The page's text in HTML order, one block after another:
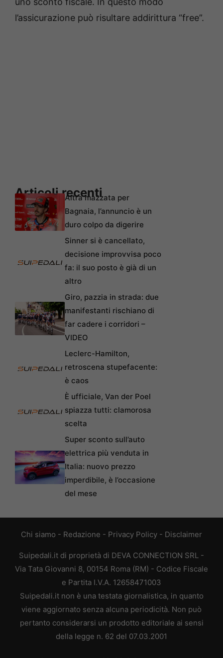
l’assicurazione può risultare addirittura “free”.
Articoli recenti
Altra mazzata per
Bagnaia, l’annuncio è un
duro colpo da digerire
Sinner si è cancellato,
decisione improvvisa poco
fa: il suo posto è già di un
altro
Giro, pazzia in strada: due
manifestanti rischiano di
far cadere i corridori –
VIDEO
Leclerc-Hamilton,
retroscena stupefacente:
è caos
È ufficiale, Van der Poel
spiazza tutti: clamorosa
scelta
Super sconto sull’auto
elettrica più venduta in
Italia: nuovo prezzo
imperdibile, è l’occasione
del mese
Chi siamo - Redazione - Privacy Policy - Disclaimer
Suipedali.it di proprietà di DEVA CONNECTION SRL -
Via Tata Giovanni 8, 00154 Roma (RM) - Codice Fiscale
e Partita I.V.A. 12658471003
Suipedali.it non è una testata giornalistica, in quanto
viene aggiornato senza alcuna periodicità. Non può
pertanto considerarsi un prodotto editoriale ai sensi
della legge n. 62 del 07.03.2001